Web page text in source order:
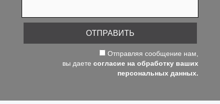
Отправляя сообщение нам,
вы даете согласие на обработку ваших
персональных данных.
ОТПРАВИТЬ